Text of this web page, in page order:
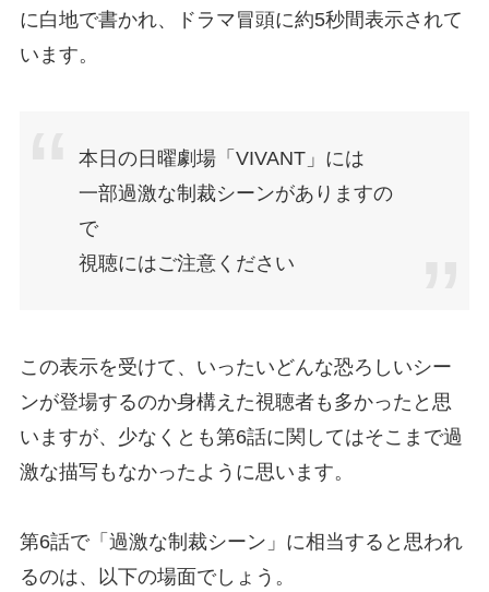
に白地で書かれ、ドラマ冒頭に約5秒間表示されて
います。
本日の日曜劇場「VIVANT」には
一部過激な制裁シーンがありますの
で
視聴にはご注意ください
この表示を受けて、いったいどんな恐ろしいシー
ンが登場するのか身構えた視聴者も多かったと思
いますが、少なくとも第6話に関してはそこまで過
激な描写もなかったように思います。
第6話で「過激な制裁シーン」に相当すると思われ
るのは、以下の場面でしょう。